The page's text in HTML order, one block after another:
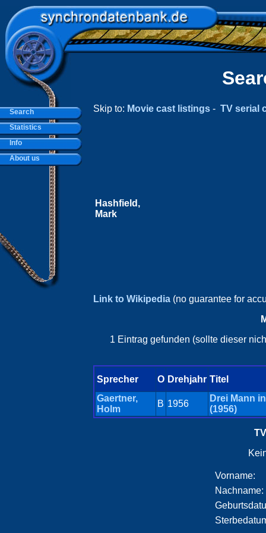
Skip to: Movie cast listings - TV serial
Hashfield,
Mark
Link to Wikipedia (no guarantee for
1 Eintrag gefunden (sollte dieser
Sprecher O Drehjahr Titel
Gaertner,
Holm
B 1956
Drei Mann
(1956)
Vorname:
Nachname:
Search
Statistics
Info
About us